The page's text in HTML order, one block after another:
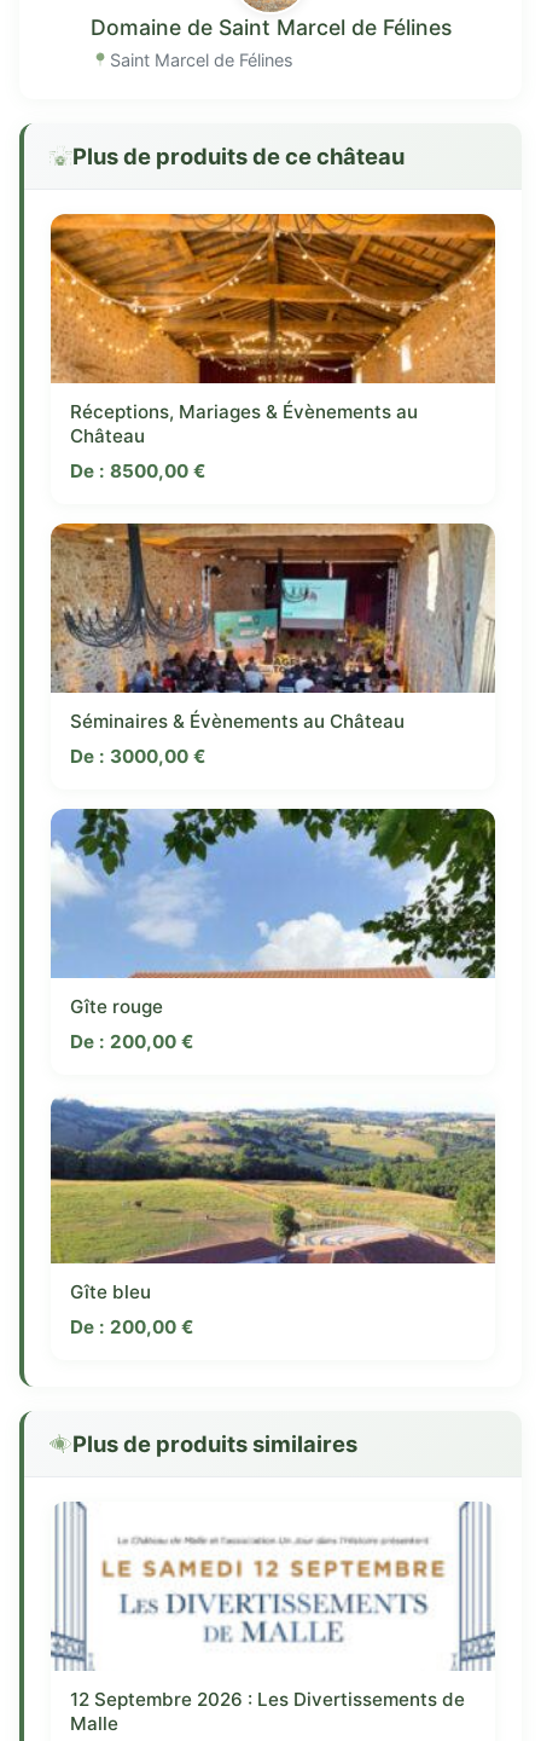
Domaine de Saint Marcel de Félines
Saint Marcel de Félines
Plus de produits de ce château
Réceptions, Mariages & Évènements au
Château
De : 8500,00 €
Séminaires & Évènements au Château
De : 3000,00 €
Gîte rouge
De : 200,00 €
Gîte bleu
De : 200,00 €
Plus de produits similaires
12 Septembre 2026 : Les Divertissements de
Malle